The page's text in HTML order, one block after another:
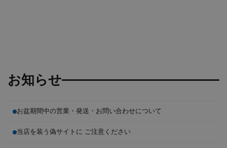
お知らせ
お盆期間中の営業・発送・お問い合わせについて
当店を装う偽サイトに ご注意ください